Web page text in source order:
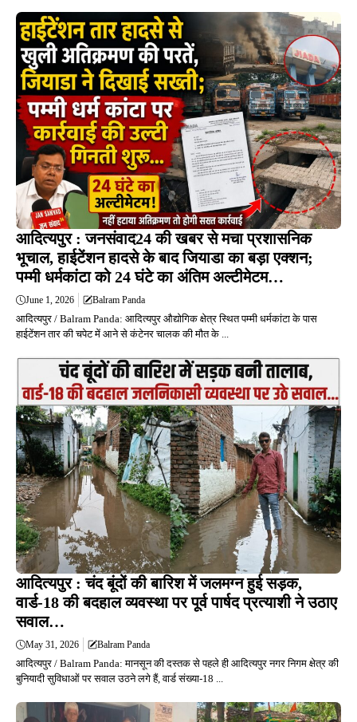
आदित्यपुर : जनसंवाद24 की खबर से मचा प्रशासनिक
भूचाल, हाईटेंशन हादसे के बाद जियाडा का बड़ा एक्शन;
पम्मी धर्मकांटा को 24 घंटे का अंतिम अल्टीमेटम…
June 1, 2026 Balram Panda
आदित्यपुर / Balram Panda: आदित्यपुर औद्योगिक क्षेत्र स्थित पम्मी धर्मकांटा के पास
हाईटेंशन तार की चपेट में आने से कंटेनर चालक की मौत के ...
आदित्यपुर : चंद बूंदों की बारिश में जलमग्न हुई सड़क,
वार्ड-18 की बदहाल व्यवस्था पर पूर्व पार्षद प्रत्याशी ने उठाए
सवाल…
May 31, 2026 Balram Panda
आदित्यपुर / Balram Panda: मानसून की दस्तक से पहले ही आदित्यपुर नगर निगम क्षेत्र की
बुनियादी सुविधाओं पर सवाल उठने लगे हैं, वार्ड संख्या-18 ...